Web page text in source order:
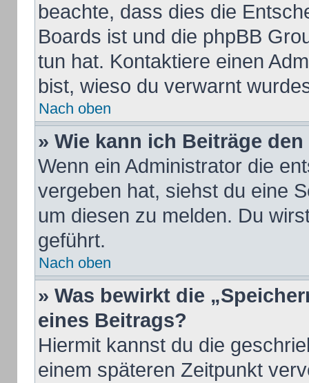
beachte, dass dies die
Boards ist und die phpBB
tun hat. Kontaktiere einen
bist, wieso du verwarnt
Nach oben
» Wie kann ich Beiträge
Wenn ein Administrator die
vergeben hat, siehst du eine
um diesen zu melden. Du
geführt.
Nach oben
» Was bewirkt die
eines Beitrags?
Hiermit kannst du die
einem späteren Zeitpunkt